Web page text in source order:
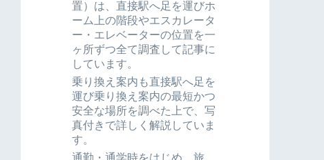
置）は、直接駅へ足を運びホ
ーム上の階段やエスカレータ
ー・エレベーターの位置を一
ヶ所ずつ全て調査して記事に
しています。
乗り換え案内も直接駅へ足を
運び乗り換え案内の最短かつ
安全な場所を調べた上で、写
真付きで詳しく解説していま
す。
通勤・通学時をはじめ、旅